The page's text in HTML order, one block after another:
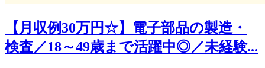
【月収例30万円☆】電子部品の製造・
検査／18～49歳まで活躍中◎／未経験...